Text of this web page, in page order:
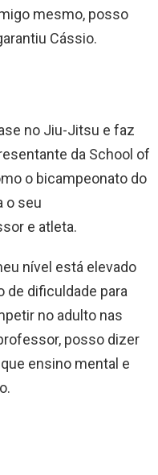
mesmo, posso
Cássio.
no Jiu-Jitsu e faz
da School of
o bicampeonato do
o seu
e atleta.
nível está elevado
de dificuldade para
no adulto nas
posso dizer
ensino mental e